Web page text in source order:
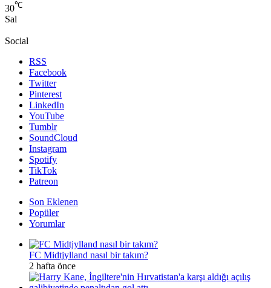
30℃
Sal
Social
RSS
Facebook
Twitter
Pinterest
LinkedIn
YouTube
Tumblr
SoundCloud
Instagram
Spotify
TikTok
Patreon
Son Eklenen
Popüler
Yorumlar
FC Midtjylland nasıl bir takım?
2 hafta önce